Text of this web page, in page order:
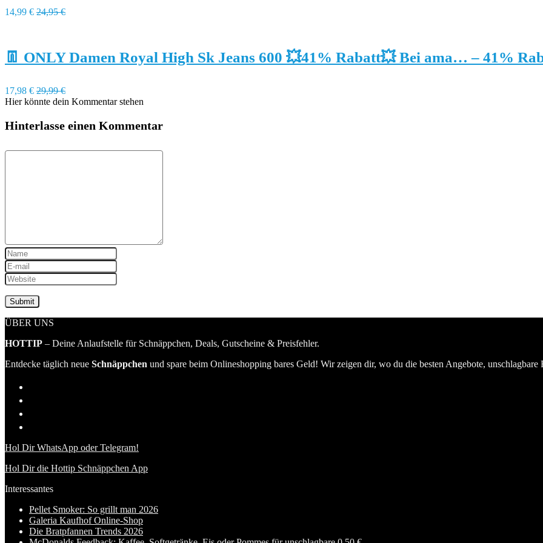
14,99 € 24,95 €
👖 ONLY Damen Royal High Sk Jeans 600 💥41% Rabatt💥 Bei ama… – 41%
17,98 € 29,99 €
Hier könnte dein Kommentar stehen
Hinterlasse einen Kommentar
ÜBER UNS
HOTTIP – Deine Anlaufstelle für Schnäppchen, Deals, Gutscheine & Preisfehler.
Entdecke täglich neue Schnäppchen und spare beim Onlineshopping bares Geld! Wir zeigen dir, wo du die besten Angebote, unschlagbare
Hol Dir WhatsApp oder Telegram!
Hol Dir die Hottip Schnäppchen App
Interessantes
Pellet Smoker: So grillt man 2026
Galeria Kaufhof Online-Shop
Die Bratpfannen Trends 2026